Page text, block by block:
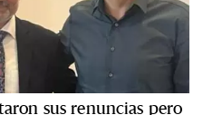
sus renuncias pero